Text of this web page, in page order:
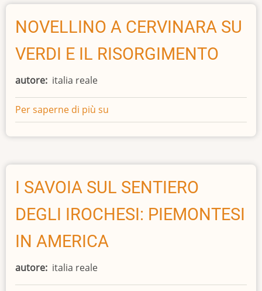
PROFESSOR
PIER
LUIGI
DUVINA
NOVELLINO A CERVINARA SU
VERDI E IL RISORGIMENTO
autore italia reale
Per saperne di più su
A
CERVINARA
VERDI
E
IL
RISORGIMENTO
I SAVOIA SUL SENTIERO
DEGLI IROCHESI: PIEMONTESI
IN AMERICA
autore italia reale